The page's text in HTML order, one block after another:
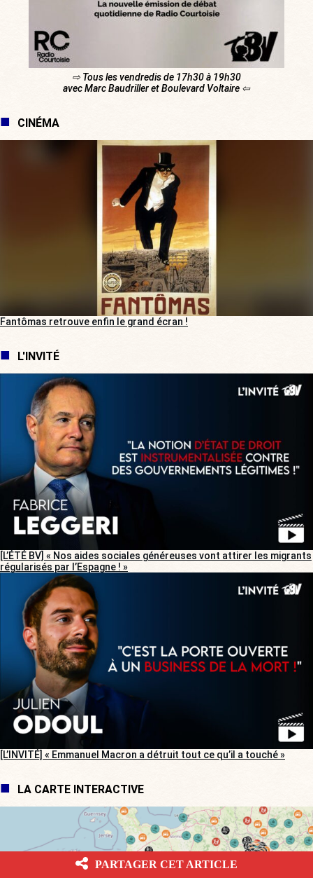
⇨ Tous les vendredis de 17h30 à 19h30
avec Marc Baudriller et Boulevard Voltaire ⇦
CINÉMA
Fantômas retrouve enfin le grand écran !
L'INVITÉ
[L’ÉTÉ BV] « Nos aides sociales généreuses vont attirer les migrants
régularisés par l’Espagne ! »
[L’INVITÉ] « Emmanuel Macron a détruit tout ce qu’il a touché »
LA CARTE INTERACTIVE
PARTAGER CET ARTICLE